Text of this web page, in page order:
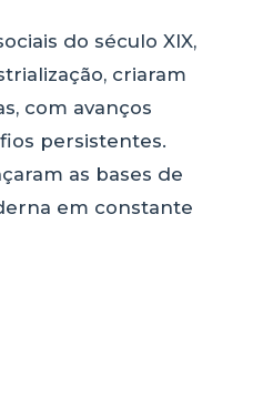
do século XIX,
criaram
com avanços
persistentes.
as bases de
em constante